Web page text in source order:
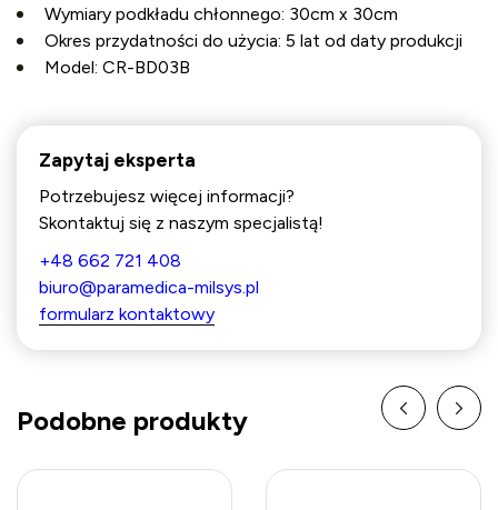
Wymiary podkładu chłonnego: 30cm x 30cm
Okres przydatności do użycia: 5 lat od daty produkcji
Model: CR-BD03B
Zapytaj eksperta
Potrzebujesz więcej informacji?
Skontaktuj się z naszym specjalistą!
+48 662 721 408
biuro@paramedica-milsys.pl
formularz kontaktowy
Podobne produkty